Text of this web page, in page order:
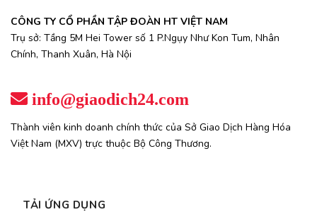
CÔNG TY CỔ PHẦN TẬP ĐOÀN HT VIỆT NAM
Trụ sở: Tầng 5M Hei Tower số 1 P.Ngụy Như Kon Tum, Nhân
Chính, Thanh Xuân, Hà Nội
info@giaodich24.com
Thành viên kinh doanh chính thức của Sở Giao Dịch Hàng Hóa
Việt Nam (MXV) trực thuộc Bộ Công Thương.
TẢI ỨNG DỤNG